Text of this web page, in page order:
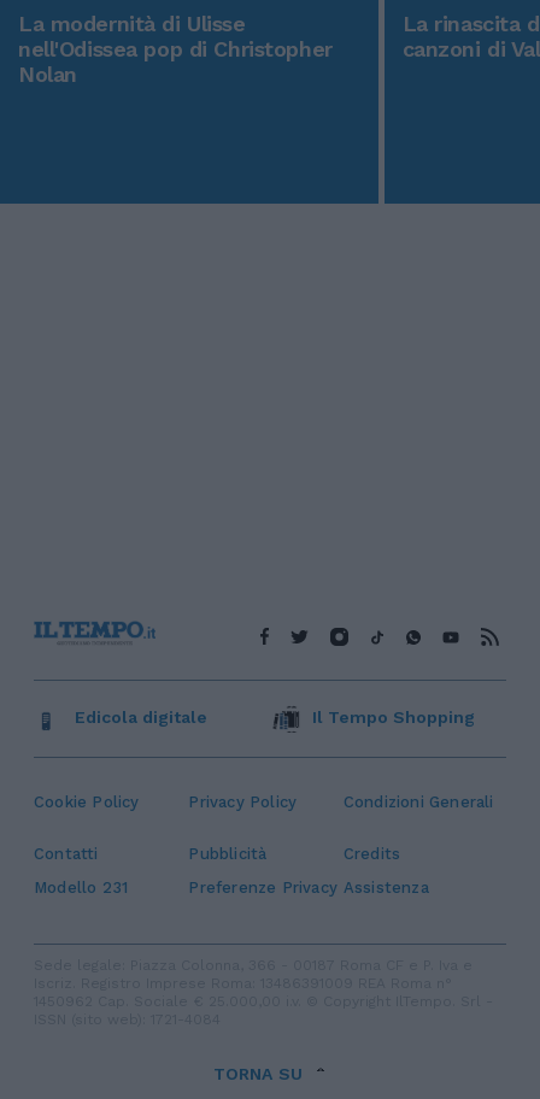
La modernità di Ulisse
nell'Odissea pop di Christopher
Nolan
La rinascita
canzoni di
Cookie Policy Privacy Policy Condizioni Generali
Contatti Pubblicità
Credits
Modello 231
Preferenze Privacy Assistenza
Edicola digitale Il Tempo Shopping
TORNA SU